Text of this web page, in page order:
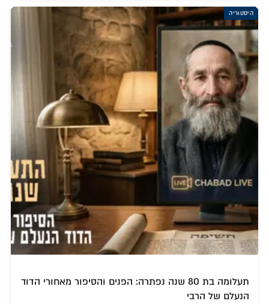
היסטוריה
תעלומה בת 80 שנה נפתרה: הפנים והסיפור מאחורי הדוד
הנעלם של הרבי